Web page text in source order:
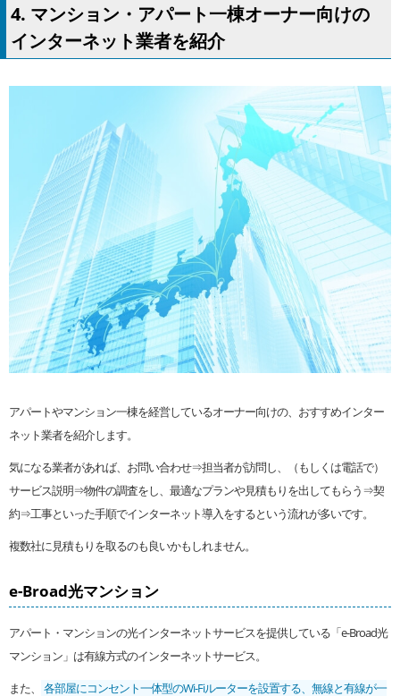
4. マンション・アパート一棟オーナー向けの
インターネット業者を紹介
アパートやマンション一棟を経営しているオーナー向けの、おすすめインター
ネット業者を紹介します。
気になる業者があれば、お問い合わせ⇒担当者が訪問し、（もしくは電話で）
サービス説明⇒物件の調査をし、最適なプランや見積もりを出してもらう⇒契
約⇒工事といった手順でインターネット導入をするという流れが多いです。
複数社に見積もりを取るのも良いかもしれません。
e-Broad光マンション
アパート・マンションの光インターネットサービスを提供している「e-Broad光
マンション」は有線方式のインターネットサービス。
また、
各部屋にコンセント一体型のWi-Fiルーターを設置する、無線と有線が一